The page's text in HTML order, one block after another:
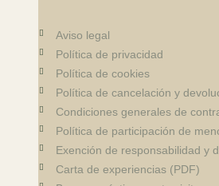
Aviso legal
Política de privacidad
Política de cookies
Política de cancelación y
Condiciones generales de
Política de participación de
Exención de responsabilidad y
Carta de experiencias (PDF)